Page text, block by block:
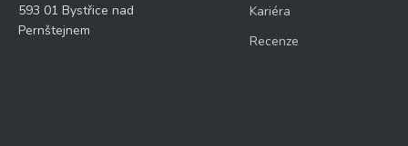
593 01 Bystřice nad
Pernštejnem
Kariéra
Recenze